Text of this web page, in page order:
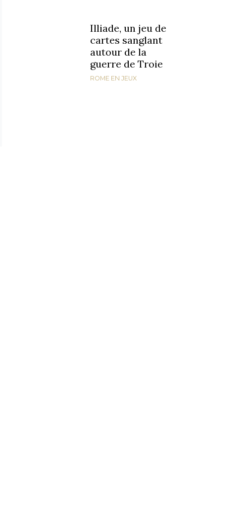
Illiade, un jeu de
cartes sanglant
autour de la
guerre de Troie
ROME EN JEUX